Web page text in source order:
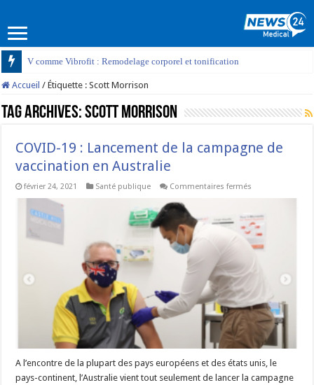
V comme Vibrofit : Remodelage corporel et tonification
Accueil / Étiquette :Scott Morrison
Tag Archives:Scott Morrison
COVID-19 : Lancement de la campagne de
vaccination en Australie
février 24, 2021 Santé publique Commentaires fermés
Lancement
de
campagne
vaccination
Australie
A l’encontre de la plupart des pays européens et des états unis, le
pays-continent, l’Australie vient tout seulement de lancer la campagne